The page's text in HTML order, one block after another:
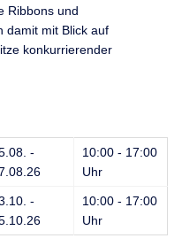
Ribbons und
damit mit Blick auf
konkurrierender
-
10:00 - 17:00
Uhr
-
10:00 - 17:00
Uhr